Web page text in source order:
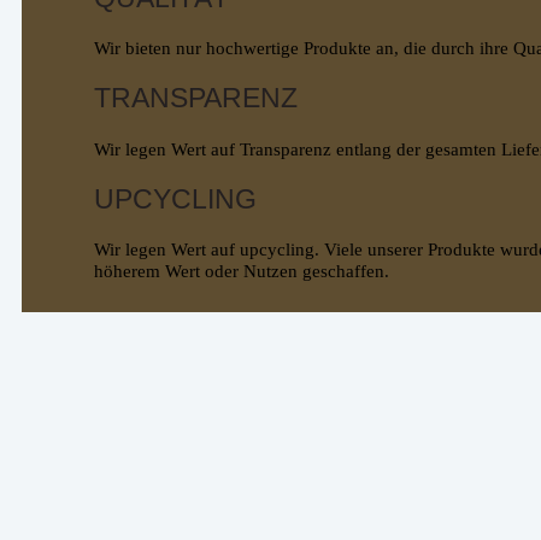
Wir bieten nur hochwertige Produkte an, die durch ihre
TRANSPARENZ
Wir legen Wert auf Transparenz entlang der gesamten
UPCYCLING
Wir legen Wert auf upcycling. Viele unserer Produkte
höherem Wert oder Nutzen geschaffen.